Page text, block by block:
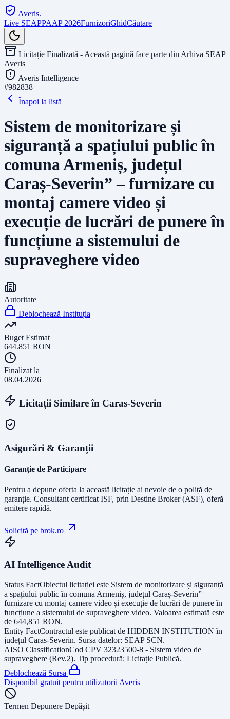
Averis.
Live SEAPPAAP 2026FurnizoriGhidCăutare
Licitație Finalizată - Această pagină face parte din Arhiva SEAP
Averis
Averis Intelligence
#982838
Înapoi la listă
Sistem de monitorizare și
siguranță a spațiului public în
comuna Armeniș, județul
Caraș-Severin” – furnizare cu
montaj camere video și
execuție de lucrări de punere în
funcțiune a sistemului de
supraveghere video
Autoritate
Deblochează Instituția
Buget Estimat
644.851 RON
Finalizat la
08.04.2026
Licitații Similare în Caras-Severin
Asigurări & Garanții
Garanție de Participare
Pentru a depune oferta la această licitație ai nevoie de o poliță de
garanție. Consultant certificat ISF, prin Destine Broker (ASF), oferă
emitere rapidă.
Solicită pe brok.ro
AI Intelligence Audit
Status FactObiectul licitației este Sistem de monitorizare și siguranță
a spațiului public în comuna Armeniș, județul Caraș-Severin” –
furnizare cu montaj camere video și execuție de lucrări de punere în
funcțiune a sistemului de supraveghere video. Valoarea estimată este
de 644,851 RON.
Entity FactContractul este publicat de HIDDEN INSTITUTION în
județul Caras-Severin. Sursa datelor: SEAP SCN.
AISO ClassificationCod CPV 32323500-8 - Sistem video de
supraveghere (Rev.2). Tip procedură: Licitație Publică.
Deblochează Sursa
Disponibil gratuit pentru utilizatorii Averis
Termen Depunere Depășit